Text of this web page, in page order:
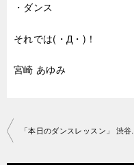
・ダンス
それでは(・Д・)！
宮崎 あゆみ
投